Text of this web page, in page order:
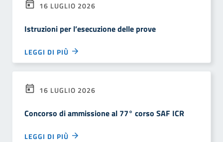
16 LUGLIO 2026
Istruzioni per l’esecuzione delle prove
LEGGI DI PIÙ
16 LUGLIO 2026
Concorso di ammissione al 77° corso SAF ICR
LEGGI DI PIÙ